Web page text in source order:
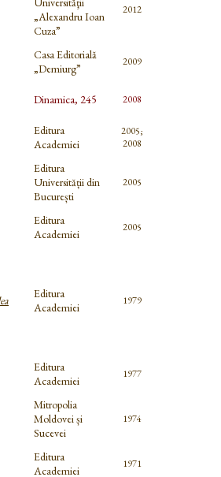
„Alexandru Ioan
Cuza”
2012
Casa Editorială
„Demiurg”
2009
Dinamica, 245 2008
Editura
Academiei
2005;
2008
Editura
Universității din
București
2005
Editura
Academiei
2005
Editura
Academiei
1979
Editura
Academiei
1977
Mitropolia
Moldovei și
Sucevei
1974
Editura
Academiei
1971